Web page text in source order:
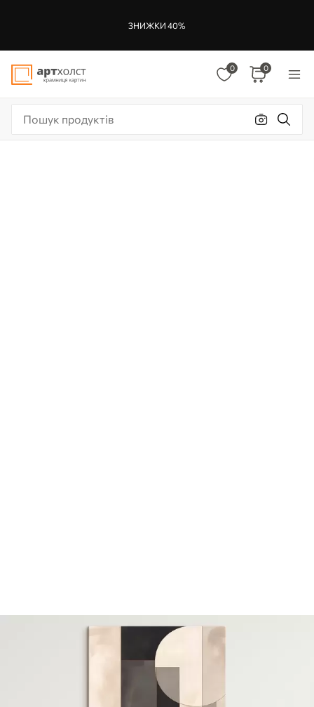
ЗНИЖКИ 40%
0 0